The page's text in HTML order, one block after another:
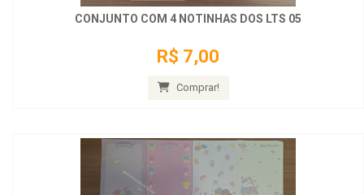
CONJUNTO COM 4 NOTINHAS DOS LTS 05
R$ 7,00
Comprar!